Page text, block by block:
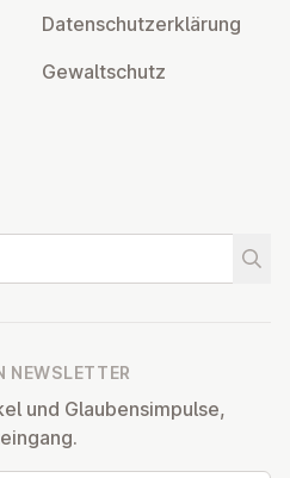
Da­ten­schutz­er­klä­rung
Ge­walt­schutz
NEWSLETTER
und Glaubensimpulse,